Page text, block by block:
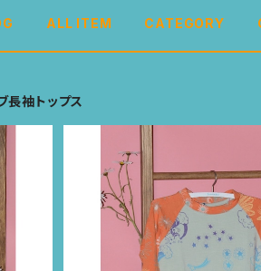
ALL ITEM CATEGORY
長袖トップス
size:
KIDS ラグランスリーブ長袖